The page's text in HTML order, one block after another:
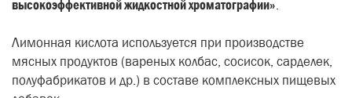
высокоэффективной жидкостной хроматографии».
Лимонная кислота используется при производстве
мясных продуктов (вареных колбас, сосисок, сарделек,
полуфабрикатов и др.) в составе комплексных пищевых